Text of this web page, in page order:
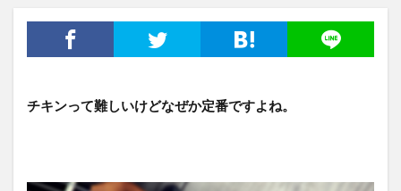
チキンって難しいけどなぜか定番ですよね。